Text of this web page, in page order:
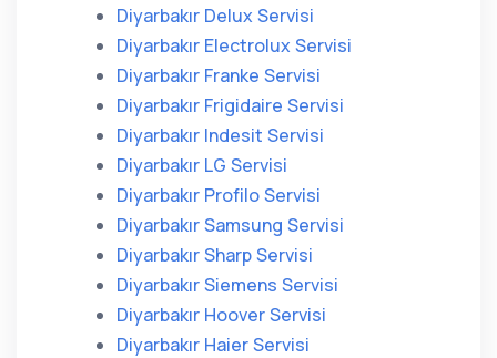
Diyarbakır Delux Servisi
Diyarbakır Electrolux Servisi
Diyarbakır Franke Servisi
Diyarbakır Frigidaire Servisi
Diyarbakır Indesit Servisi
Diyarbakır LG Servisi
Diyarbakır Profilo Servisi
Diyarbakır Samsung Servisi
Diyarbakır Sharp Servisi
Diyarbakır Siemens Servisi
Diyarbakır Hoover Servisi
Diyarbakır Haier Servisi